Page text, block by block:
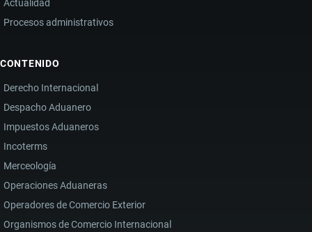
Actualidad
Procesos administrativos
CONTENIDO
Derecho Internacional
Despacho Aduanero
Impuestos Aduaneros
Incoterms
Merceología
Operaciones Aduaneras
Operadores de Comercio Exterior
Organismos de Comercio Internacional